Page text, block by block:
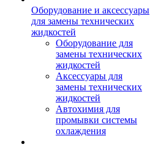
Оборудование и аксессуары
для замены технических
жидкостей
Оборудование для
замены технических
жидкостей
Аксессуары для
замены технических
жидкостей
Автохимия для
промывки системы
охлаждения